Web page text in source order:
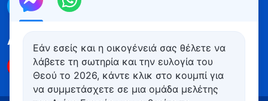
Επικοινωνήστε μαζί μας μέσω Messenger
Ακολουθήστε μας
Εάν εσείς και η οικογένειά σας θέλετε να
λάβετε τη σωτηρία και την ευλογία του
Θεού το 2026, κάντε κλικ στο κουμπί για
να συμμετάσχετε σε μια ομάδα μελέτης